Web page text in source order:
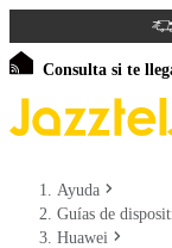
Consulta si te
Ayuda
Guías de
Huawei